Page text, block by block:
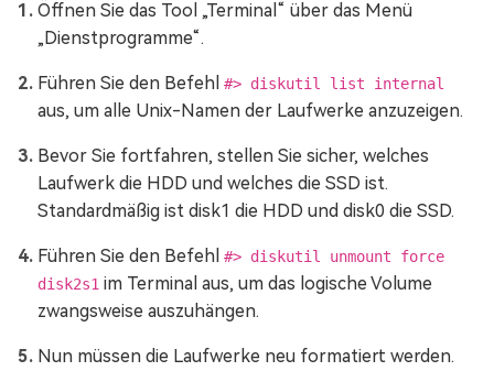
Öffnen Sie das Tool „Terminal“ über das Menü
„Dienstprogramme“.
Führen Sie den Befehl #> diskutil list internal
aus, um alle Unix-Namen der Laufwerke anzuzeigen.
Bevor Sie fortfahren, stellen Sie sicher, welches
Laufwerk die HDD und welches die SSD ist.
Standardmäßig ist disk1 die HDD und disk0 die SSD.
Führen Sie den Befehl #> diskutil unmount force
disk2s1 im Terminal aus, um das logische Volume
zwangsweise auszuhängen.
Nun müssen die Laufwerke neu formatiert werden.